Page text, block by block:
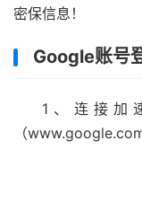
密保信息！
Google账号
1、连接加
（